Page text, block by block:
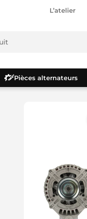
L’atelier
Pièces alternateurs